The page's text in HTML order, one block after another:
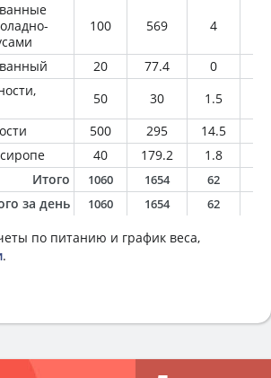
100 569 4
20 77.4 0
50 30 1.5
500 295 14.5
40 179.2 1.8
Итого
1060 1654 62
за день 1060 1654 62
по питанию и график веса,
.